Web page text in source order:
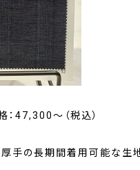
47,300～（税込）
厚手の長期間着用可能な生